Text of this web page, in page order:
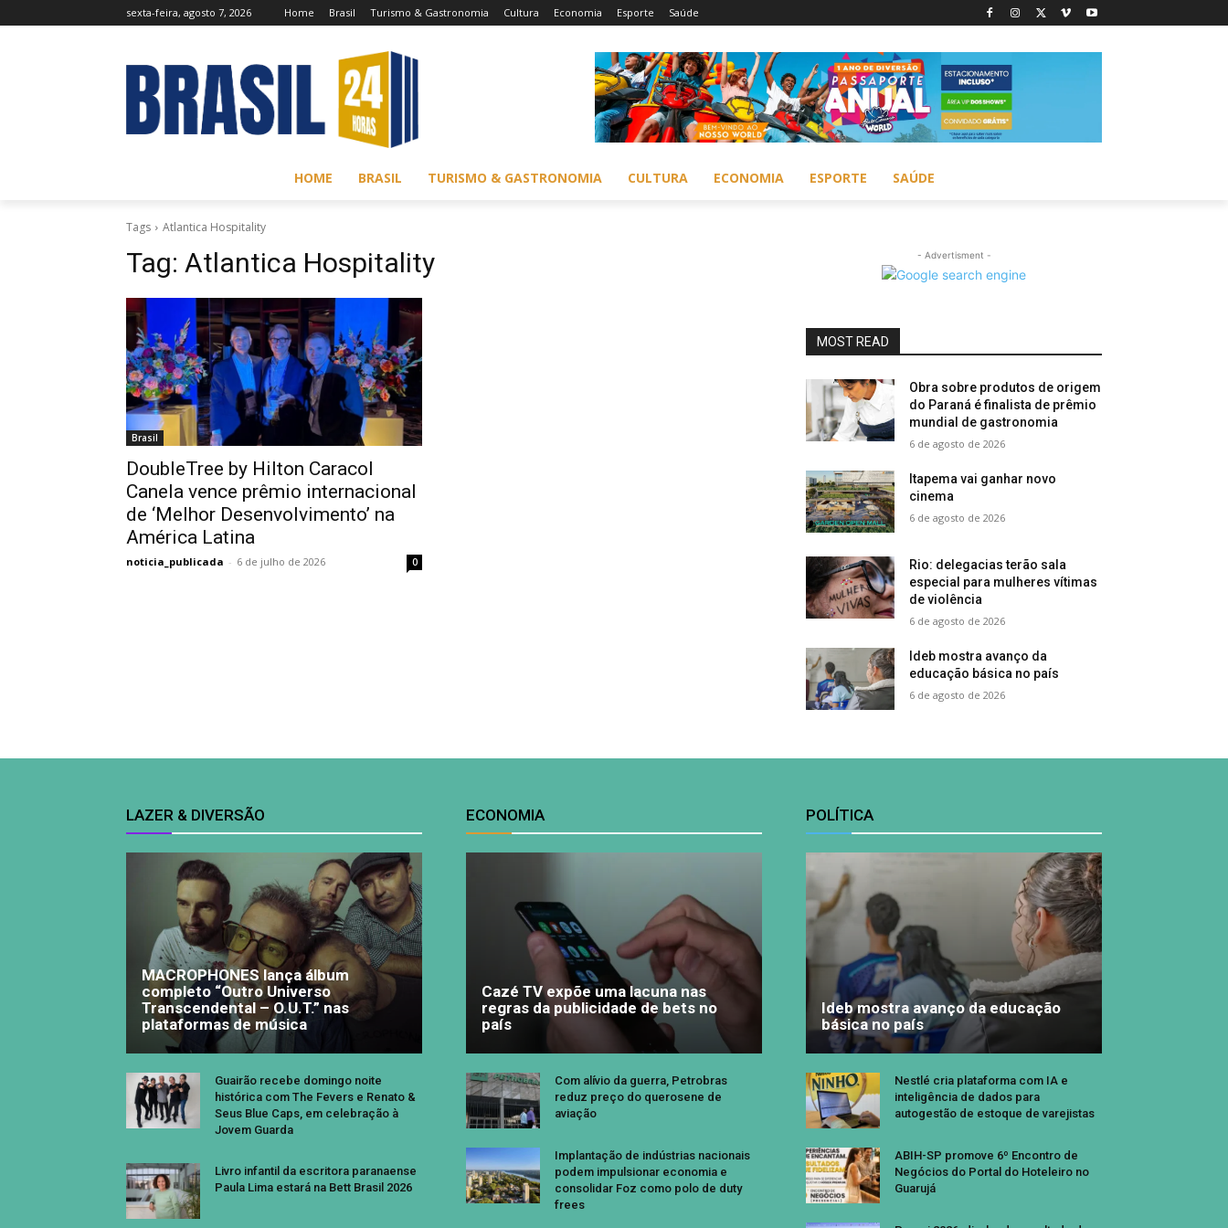
sexta-feira, agosto 7, 2026 Home Brasil Turismo & Gastronomia Cultura Economia Esporte Saúde
HOME BRASIL TURISMO & GASTRONOMIA CULTURA ECONOMIA ESPORTE SAÚDE
Tags Atlantica Hospitality
Tag: Atlantica Hospitality
Brasil
DoubleTree by Hilton Caracol
Canela vence prêmio internacional
de ‘Melhor Desenvolvimento’ na
América Latina
noticia_publicada - 6 de julho de 2026 0
- Advertisment -
MOST READ
Obra sobre produtos de origem
do Paraná é finalista de prêmio
mundial de gastronomia
6 de agosto de 2026
Itapema vai ganhar novo
cinema
6 de agosto de 2026
Rio: delegacias terão sala
especial para mulheres vítimas
de violência
6 de agosto de 2026
Ideb mostra avanço da
educação básica no país
6 de agosto de 2026
LAZER & DIVERSÃO
MACROPHONES lança álbum
completo “Outro Universo
Transcendental – O.U.T.” nas
plataformas de música
Guairão recebe domingo noite
histórica com The Fevers e Renato &
Seus Blue Caps, em celebração à
Jovem Guarda
Livro infantil da escritora paranaense
Paula Lima estará na Bett Brasil 2026
ECONOMIA
Cazé TV expõe uma lacuna nas
regras da publicidade de bets no
país
Com alívio da guerra, Petrobras
reduz preço do querosene de
aviação
Implantação de indústrias nacionais
podem impulsionar economia e
consolidar Foz como polo de duty
frees
POLÍTICA
Ideb mostra avanço da educação
básica no país
Nestlé cria plataforma com IA e
inteligência de dados para
autogestão de estoque de varejistas
ABIH-SP promove 6º Encontro de
Negócios do Portal do Hoteleiro no
Guarujá